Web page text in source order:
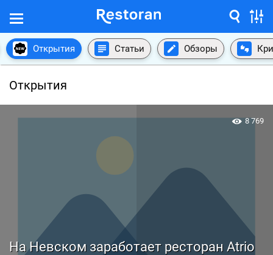
Открытия Статьи Обзоры
Открытия
На Невском заработает ресторан Atrio
8 769